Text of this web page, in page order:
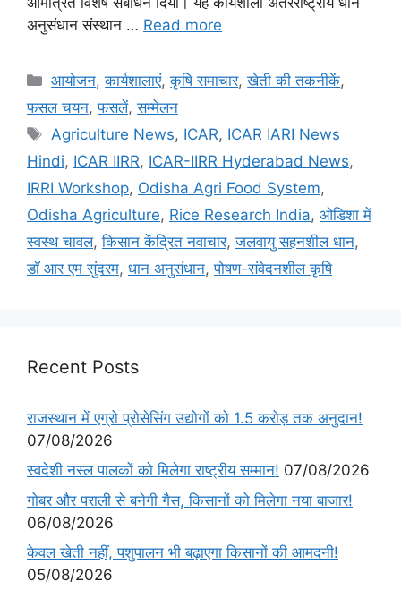
अनुसंधान संस्थान … Read more
आयोजन,कार्यशालाएं,कृषि समाचार,खेती की तकनीकें,
फसल चयन,फसलें,सम्मेलन
Agriculture News, ICAR, ICAR IARI News
Hindi, ICAR IIRR, ICAR-IIRR Hyderabad News,
IRRI Workshop, Odisha Agri Food System,
Odisha Agriculture, Rice Research India, ओडिशा में
स्वस्थ चावल,किसान केंद्रित नवाचार,जलवायु सहनशील धान,
डॉ आर एम सुंदरम, धान अनुसंधान,पोषण-संवेदनशील कृषि
Recent Posts
राजस्थान में एग्रो प्रोसेसिंग उद्योगों को 1.5 करोड़ तक अनुदान!
07/08/2026
स्वदेशी नस्ल पालकों को मिलेगा राष्ट्रीय सम्मान! 07/08/2026
गोबर और पराली से बनेगी गैस, किसानों को मिलेगा नया बाजार!
06/08/2026
केवल खेती नहीं, पशुपालन भी बढ़ाएगा किसानों की आमदनी!
05/08/2026